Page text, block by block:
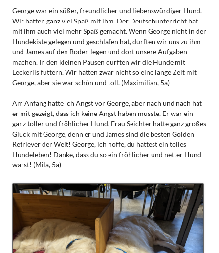
George war ein süßer, freundlicher und liebenswürdiger Hund.
Wir hatten ganz viel Spaß mit ihm. Der Deutschunterricht hat
mit ihm auch viel mehr Spaß gemacht. Wenn George nicht in der
Hundekiste gelegen und geschlafen hat, durften wir uns zu ihm
und James auf den Boden legen und dort unsere Aufgaben
machen. In den kleinen Pausen durften wir die Hunde mit
Leckerlis füttern. Wir hatten zwar nicht so eine lange Zeit mit
George, aber sie war schön und toll. (Maximilian, 5a)
Am Anfang hatte ich Angst vor George, aber nach und nach hat
er mit gezeigt, dass ich keine Angst haben musste. Er war ein
ganz toller und fröhlicher Hund. Frau Seichter hatte ganz großes
Glück mit George, denn er und James sind die besten Golden
Retriever der Welt! George, ich hoffe, du hattest ein tolles
Hundeleben! Danke, dass du so ein fröhlicher und netter Hund
warst! (Mila, 5a)